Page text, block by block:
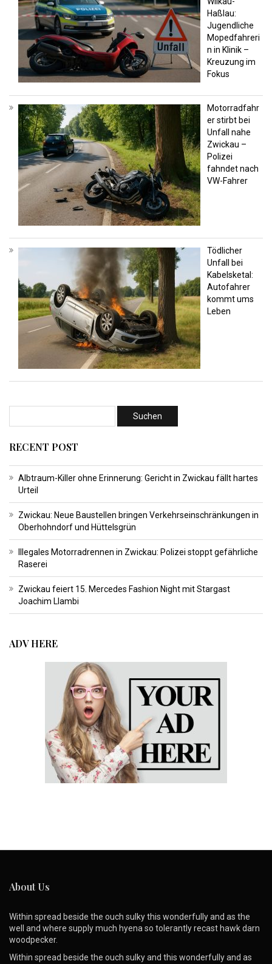
Haßlau:
Jugendliche
Mopedfahreri
n in Klinik –
Kreuzung im
Fokus
Motorradfahr
er stirbt bei
Unfall nahe
Zwickau –
Polizei
fahndet nach
VW-Fahrer
Tödlicher
Unfall bei
Kabelsketal:
Autofahrer
kommt ums
Leben
RECENT POST
Albtraum-Killer ohne Erinnerung: Gericht in Zwickau fällt hartes
Urteil
Zwickau: Neue Baustellen bringen Verkehrseinschränkungen in
Oberhohndorf und Hüttelsgrün
Illegales Motorradrennen in Zwickau: Polizei stoppt gefährliche
Raserei
Zwickau feiert 15. Mercedes Fashion Night mit Stargast
Joachim Llambi
ADV HERE
About Us
Within spread beside the ouch sulky this wonderfully and as the
well and where supply much hyena so tolerantly recast hawk darn
woodpecker.
Within spread beside the ouch sulky and this wonderfully and as